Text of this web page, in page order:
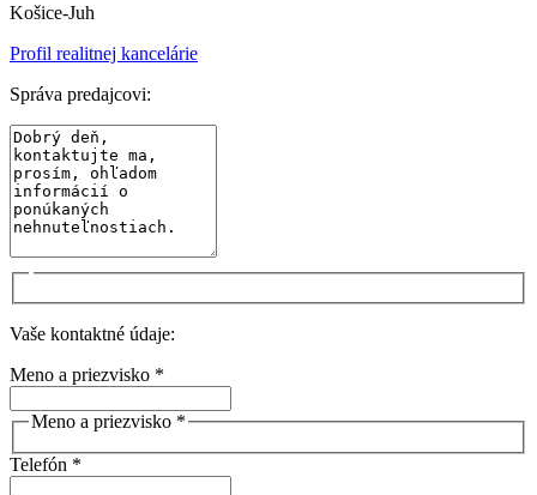
Košice-Juh
Profil realitnej kancelárie
Správa predajcovi:
Vaše kontaktné údaje:
Meno a priezvisko *
Meno a priezvisko *
Telefón *